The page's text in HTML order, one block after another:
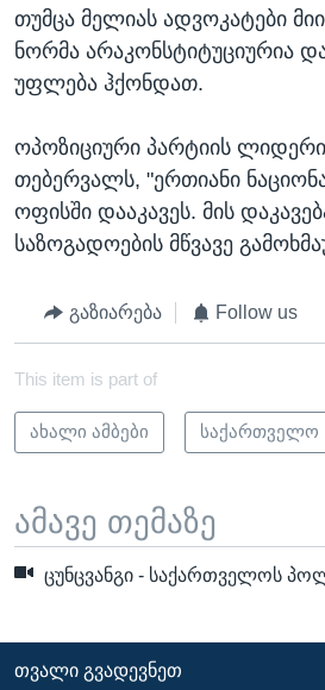
თუმცა მელიას ადვოკატები
ნორმა არაკონსტიტუციურია და
უფლება ჰქონდათ.
ოპოზიციური პარტიის
თებერვალს, "ერთიანი
ოფისში დააკავეს. მის
საზოგადოების მწვავე
გაზიარება Follow us
This item is part of
ახალი ამბები საქართველო
ამავე თემაზე
ცუნცვანგი - საქართველოს
ᲗᲕᲐᲚᲘ ᲒᲕᲐᲓᲔᲕᲜᲔᲗ